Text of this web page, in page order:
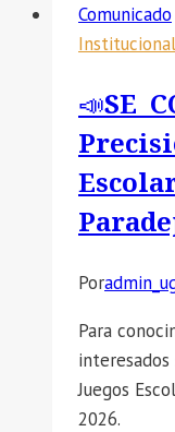
DE
DE
LA
LA
DE
–
Comunicado
Institucional
📣SE
Por
Para
interesados
Juegos
2026.